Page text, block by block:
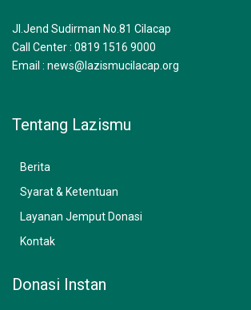
m
Jl.Jend Sudirman No.81 Cilacap
Call Center : 0819 1516 9000
Email : news@lazismucilacap.org
Tentang Lazismu
Berita
Syarat & Ketentuan
Layanan Jemput Donasi
Kontak
Donasi Instan